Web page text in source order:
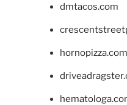
dmtacos.com
hornopizza.com